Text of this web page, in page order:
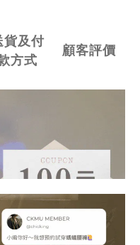
貨及付
方式
顧客評價